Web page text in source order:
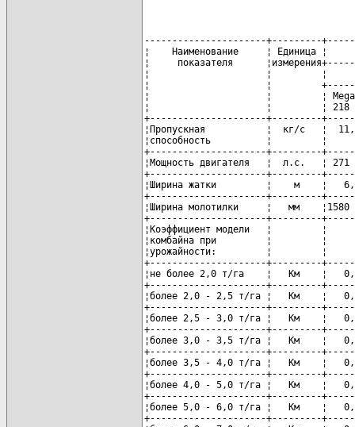
----------------------+---------
¦    Наименование     ¦
¦     показателя
¦                     ¦         ¦
¦                     ¦         +-------
¦                     ¦         ¦ Mega  ¦
¦                     ¦         ¦ 218   ¦
+---------------------+---------
¦Пропускная           ¦  кг/с   ¦
¦способность          ¦
+---------------------+---------
¦Мощность двигателя   ¦  л.с.   ¦
+---------------------+---------
¦Ширина жатки         ¦    м    ¦
+---------------------+---------
¦Ширина молотилки     ¦   мм
+---------------------+---------
¦Коэффициент модели   ¦
¦комбайна при         ¦
¦урожайности:         ¦
+---------------------+---------
¦не более 2,0 т/га    ¦   Км    ¦
+---------------------+---------
¦более 2,0 - 2,5 т/га ¦   Км    ¦
+---------------------+---------
¦более 2,5 - 3,0 т/га ¦   Км    ¦
+---------------------+---------
¦более 3,0 - 3,5 т/га ¦   Км    ¦
+---------------------+---------
¦более 3,5 - 4,0 т/га ¦   Км    ¦
+---------------------+---------
¦более 4,0 - 5,0 т/га ¦   Км    ¦
+---------------------+---------
¦более 5,0 - 6,0 т/га ¦   Км    ¦
+---------------------+---------